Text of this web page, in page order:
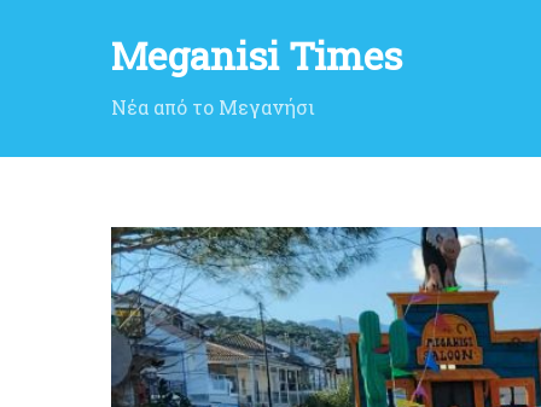
Meganisi Times
Νέα από το Μεγανήσι